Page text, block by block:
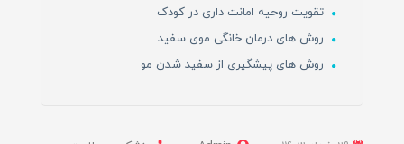
تقویت روحیه امانت داری در کودک
روش های درمان خانگی موی سفید
روش های پیشگیری از سفید شدن مو